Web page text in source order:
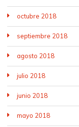
octubre 2018
septiembre 2018
agosto 2018
julio 2018
junio 2018
mayo 2018